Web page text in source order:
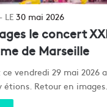
30 mai 2026
le concert
de Marseille
vendredi 29 mai 2026
étions. Retour en